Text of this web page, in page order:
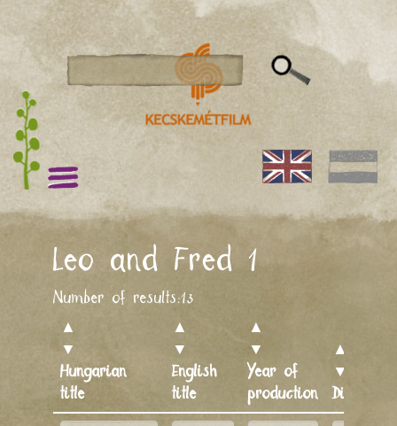
Leo and Fred 1
Number of results:13
▲
▼
Hungarian
title
▲
▼
English
title
▲
▼
Year of
production
▲
▼
Director